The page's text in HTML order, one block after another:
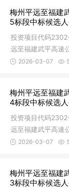
梅州平远至福建
5标段中标候选
投资项目代码
远至福建武平高速
武平高速公
2026-03-07
梅州平远至福建
4标段中标候选
投资项目代码
远至福建武平高速
武平高速公
2026-03-07
梅州平远至福建
3标段中标候选